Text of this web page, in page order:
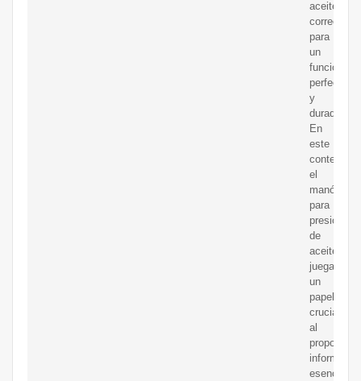
aceite
correcta
para
un
perfecto
y
duradero.
En
este
contexto,
el
manómetro
para
presión
de
aceite
juega
un
papel
crucial
al
esencial